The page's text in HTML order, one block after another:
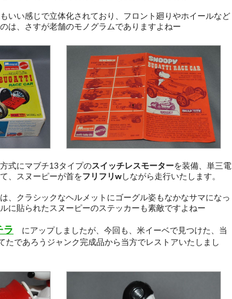
いい感じで立体化されており、フロント廻りやホイールなど
は、さすが老舗のモノグラムでありますよねー
式にマブチ13タイプのスイッチレスモーターを装備、単三電
、スヌーピーが首をフリフリwしながら走行いたします。
、クラシックなヘルメットにゴーグル姿もなかなサマになっ
に貼られたスヌーピーのステッカーも素敵ですよねー
ラ
にアップしましたが、今回も、米イーベで見つけた、当
たであろうジャンク完成品から当方でレストアいたしまし